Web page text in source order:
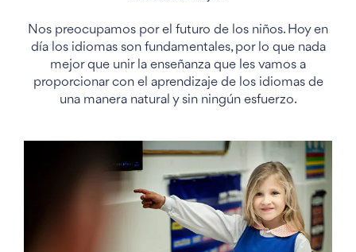
Nos preocupamos por el futuro de los niños. Hoy en
día los idiomas son fundamentales, por lo que nada
mejor que unir la enseñanza que les vamos a
proporcionar con el aprendizaje de los idiomas de
una manera natural y sin ningún esfuerzo.